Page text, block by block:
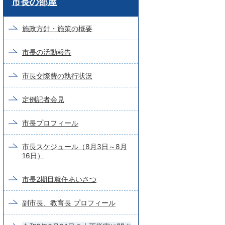
ー
ド
検
索
施政方針・施策の概要
市長の活動報告
市長交際費の執行状況
定例記者会見
市長プロフィール
市長スケジュール（8月3日～8月
16日）
市長2期目就任あいさつ
副市長、教育長 プロフィール